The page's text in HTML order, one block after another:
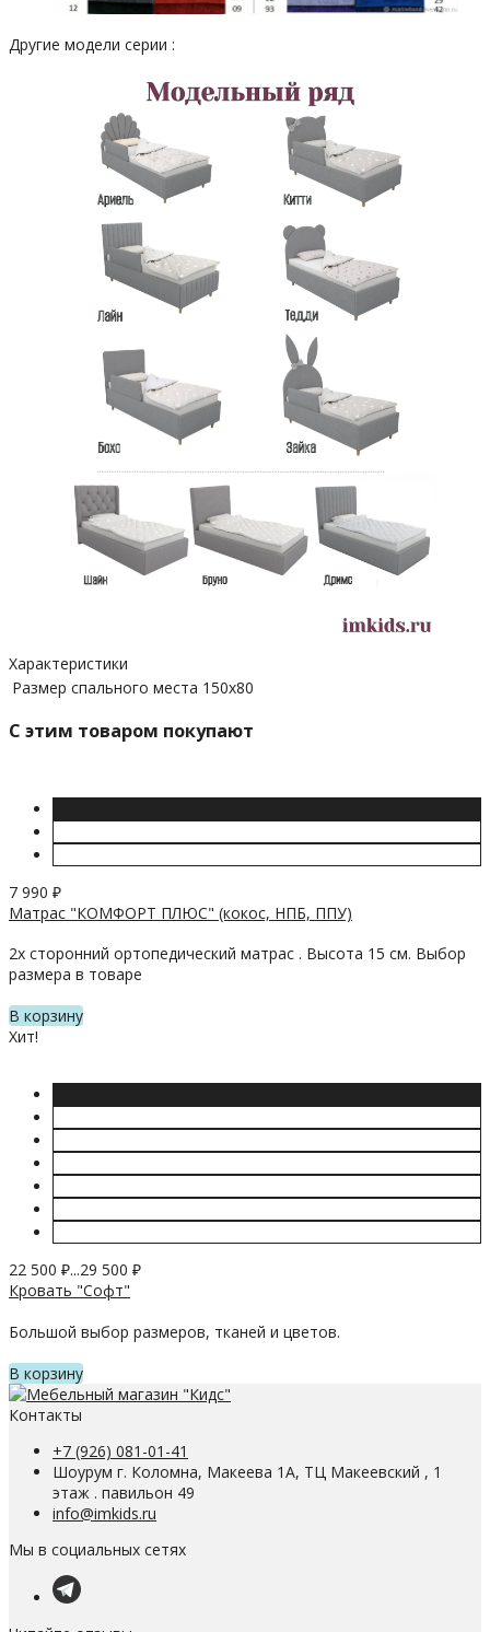
Другие модели серии :
Характеристики
Размер спального места 150х80
C этим товаром покупают
7 990 ₽
Матрас "КОМФОРТ ПЛЮС" (кокос, НПБ, ППУ)
2х сторонний ортопедический матрас . Высота 15 см. Выбор
размера в товаре
В корзину
Хит!
22 500 ₽...29 500 ₽
Кровать "Софт"
Большой выбор размеров, тканей и цветов.
В корзину
Контакты
+7 (926) 081-01-41
Шоурум г. Коломна, Макеева 1А, ТЦ Макеевский , 1
этаж . павильон 49
info@imkids.ru
Мы в социальных сетях